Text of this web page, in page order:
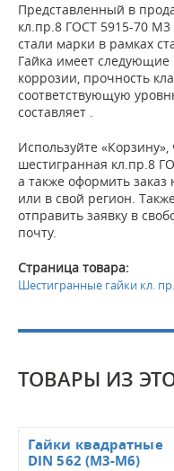
Представленный в
кл.пр.8 ГОСТ 5915-70 М3
стали марки в рамках
Гайка имеет следующие
коррозии, прочность
соответствующую
составляет .
Используйте
шестигранная кл.пр.8
а также оформить заказ
или в свой регион.
отправить заявку в
почту.
Страница товара:
Шестигранные гайки кл.
ТОВАРЫ ИЗ
Гайки квадратные
DIN 562 (М3-М6)